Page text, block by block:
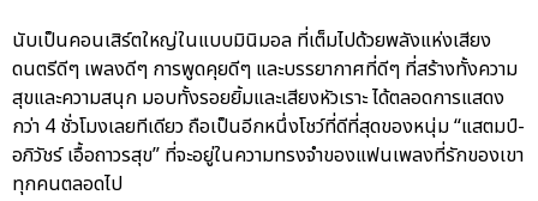
นับเป็นคอนเสิร์ตใหญ่ในแบบมินิมอล ที่เต็มไปด้วยพลังแห่งเสียง
ดนตรีดีๆ เพลงดีๆ การพูดคุยดีๆ และบรรยากาศที่ดีๆ ที่สร้างทั้งความ
สุขและความสนุก มอบทั้งรอยยิ้มและเสียงหัวเราะ ได้ตลอดการแสดง
กว่า 4 ชั่วโมงเลยทีเดียว ถือเป็นอีกหนึ่งโชว์ที่ดีที่สุดของหนุ่ม “แสตมป์-
อภิวัชร์ เอื้อถาวรสุข” ที่จะอยู่ในความทรงจำของแฟนเพลงที่รักของเขา
ทุกคนตลอดไป